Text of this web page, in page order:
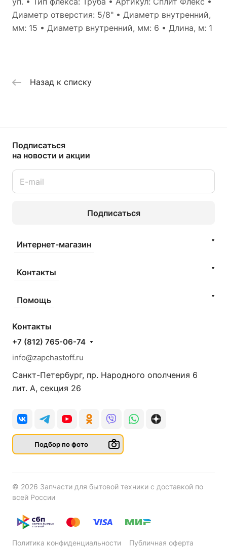
Диаметр отверстия: 5/8" • Диаметр внутренний,
мм: 15 • Диаметр внутренний, мм: 6 • Длина, м: 1
Назад к списку
Подписаться
на новости и акции
Подписаться
Интернет-магазин
Контакты
Помощь
Контакты
+7 (812) 765-06-74
info@zapchastoff.ru
Санкт-Петербург, пр. Народного ополчения 6
лит. А, секция 26
Подбор по фото
© 2026 Запчасти для бытовой техники с доставкой по
всей России
Политика конфиденциальности Публичная оферта